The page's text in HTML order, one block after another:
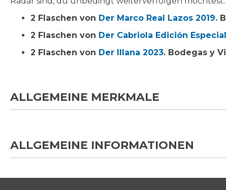
2 Flaschen von Der Marco Real Lazos 2019.
2 Flaschen von Der Cabriola Edición
2 Flaschen von Der Illana 2023. Bodegas y
ALLGEMEINE MERKMALE
ALLGEMEINE INFORMATIONEN